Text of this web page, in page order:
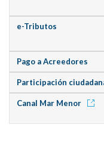
e-Tributos
Pago a Acreedores
Participación
Canal Mar Menor